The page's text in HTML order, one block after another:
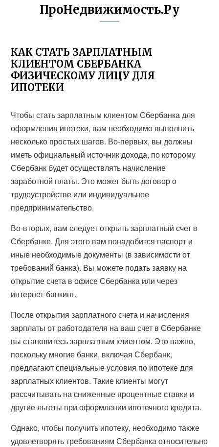
ПроНедвижимость.Ру
КАК СТАТЬ ЗАРПЛАТНЫМ
КЛИЕНТОМ СБЕРБАНКА
ФИЗИЧЕСКОМУ ЛИЦУ ДЛЯ
ИПОТЕКИ
Чтобы стать зарплатным клиентом Сбербанка для
оформления ипотеки, вам необходимо выполнить
несколько простых шагов. Во-первых, вы должны
иметь официальный источник дохода, по которому
Сбербанк будет осуществлять начисление
заработной платы. Это может быть договор о
трудоустройстве или индивидуальное
предпринимательство.
Во-вторых, вам следует открыть зарплатный счет в
Сбербанке. Для этого вам понадобится паспорт и
иные необходимые документы (в зависимости от
требований банка). Вы можете подать заявку на
открытие счета в офисе Сбербанка или через
интернет-банкинг.
После открытия зарплатного счета и начисления
зарплаты от работодателя на ваш счет в Сбербанке
вы становитесь зарплатным клиентом. Это важно,
поскольку многие банки, включая Сбербанк,
предлагают специальные условия по ипотеке для
зарплатных клиентов. Такие клиенты могут
рассчитывать на сниженные процентные ставки и
другие льготы при оформлении ипотечного кредита.
Однако, чтобы получить ипотеку, необходимо также
удовлетворять требованиям Сбербанка относительно